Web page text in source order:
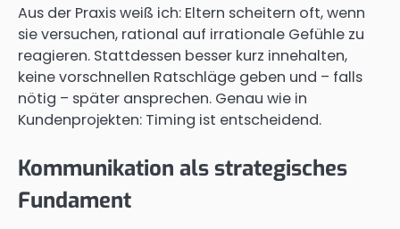
Aus der Praxis weiß ich: Eltern scheitern oft, wenn
sie versuchen, rational auf irrationale Gefühle zu
reagieren. Stattdessen besser kurz innehalten,
keine vorschnellen Ratschläge geben und – falls
nötig – später ansprechen. Genau wie in
Kundenprojekten: Timing ist entscheidend.
Kommunikation als strategisches
Fundament